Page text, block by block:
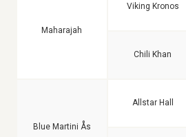
Maharajah
Viking Kronos
Chili Khan
Blue Martini Ås
Allstar Hall